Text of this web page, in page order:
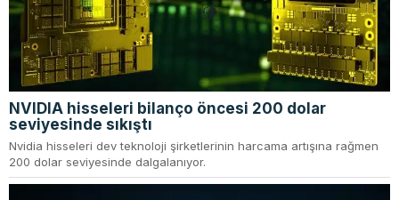
NVIDIA hisseleri bilanço öncesi 200 dolar
seviyesinde sıkıştı
Nvidia hisseleri dev teknoloji şirketlerinin harcama artışına rağmen
200 dolar seviyesinde dalgalanıyor.